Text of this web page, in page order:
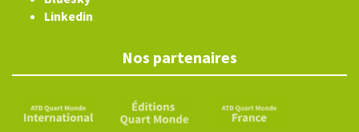
Linkedin
Nos partenaires